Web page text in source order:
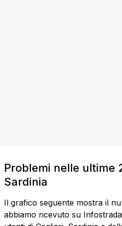
Problemi nelle ultime
Sardinia
Il grafico seguente mostra il
abbiamo ricevuto su